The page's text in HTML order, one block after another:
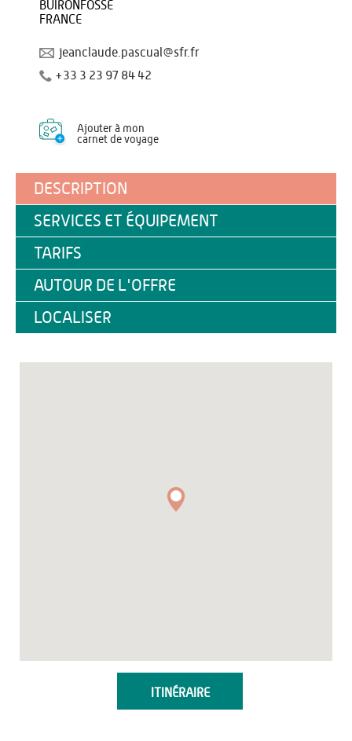
BUIRONFOSSE
FRANCE
jeanclaude.pascual@sfr.fr
+33 3 23 97 84 42
Ajouter à mon
carnet de voyage
DESCRIPTION
SERVICES ET ÉQUIPEMENT
TARIFS
AUTOUR DE L'OFFRE
LOCALISER
ITINÉRAIRE